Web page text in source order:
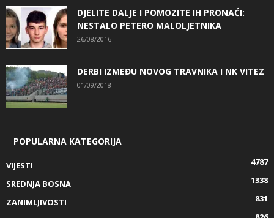
DJELITE DALJE I POMOZITE IH PRONAĆI:
NESTALO PETERO MALOLJETNIKA
26/08/2016
DERBI IZMEĐU NOVOG TRAVNIKA I NK VITEZ
01/09/2018
POPULARNA KATEGORIJA
VIJESTI
4787
SREDNJA BOSNA
1338
ZANIMLJIVOSTI
831